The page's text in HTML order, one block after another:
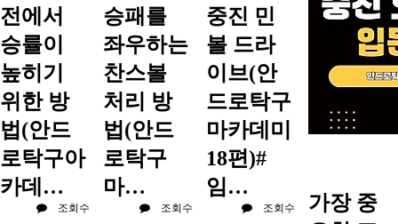
전에서
승률이
높히기
위한 방
법(안드
로탁구아
카데…
조회수
승패를
좌우하는
찬스볼
처리 방
법(안드
로탁구
마…
조회수
중진 민
볼 드라
이브(안
드로탁구
마카데미
18편)#
임…
조회수
가장 중